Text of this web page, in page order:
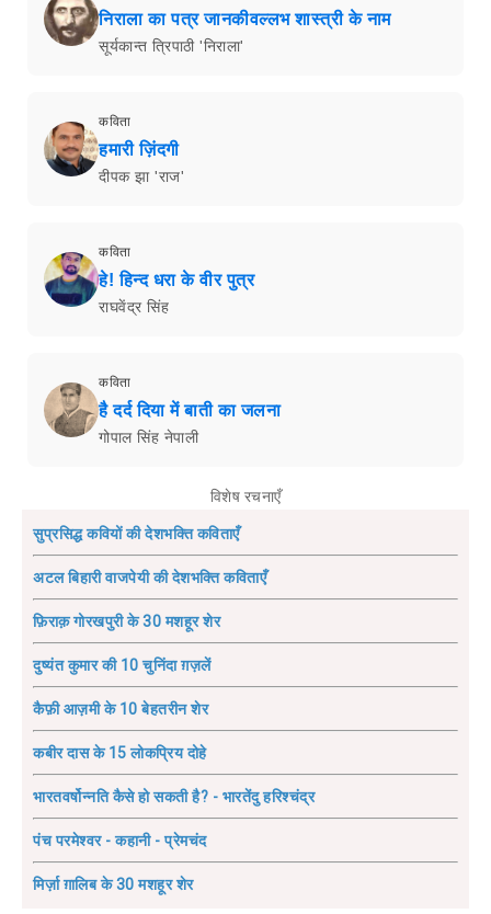
निराला का पत्र जानकीवल्लभ शास्त्री के नाम
सूर्यकान्त त्रिपाठी 'निराला'
कविता
हमारी ज़िंदगी
दीपक झा 'राज'
कविता
हे! हिन्द धरा के वीर पुत्र
राघवेंद्र सिंह
कविता
है दर्द दिया में बाती का जलना
गोपाल सिंह नेपाली
विशेष रचनाएँ
सुप्रसिद्ध कवियों की देशभक्ति कविताएँ
अटल बिहारी वाजपेयी की देशभक्ति कविताएँ
फ़िराक़ गोरखपुरी के 30 मशहूर शेर
दुष्यंत कुमार की 10 चुनिंदा ग़ज़लें
कैफ़ी आज़मी के 10 बेहतरीन शेर
कबीर दास के 15 लोकप्रिय दोहे
भारतवर्षोन्नति कैसे हो सकती है? - भारतेंदु हरिश्चंद्र
पंच परमेश्वर - कहानी - प्रेमचंद
मिर्ज़ा ग़ालिब के 30 मशहूर शेर